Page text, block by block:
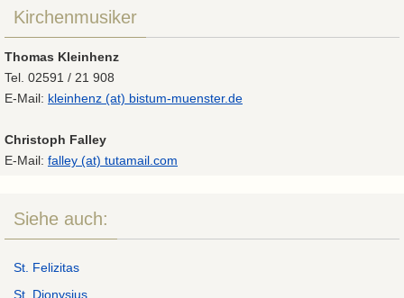
Kirchenmusiker
Thomas Kleinhenz
Tel. 02591 / 21 908
E-Mail: kleinhenz (at) bistum-muenster.de
Christoph Falley
E-Mail: falley (at) tutamail.com
Siehe auch:
St. Felizitas
St. Dionysius